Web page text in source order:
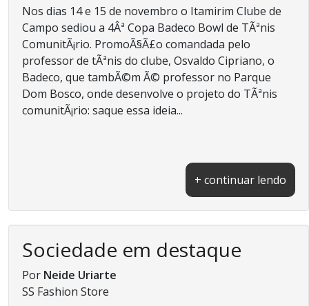
Nos dias 14 e 15 de novembro o Itamirim Clube de
Campo sediou a 4Âª Copa Badeco Bowl de TÃªnis
ComunitÃ¡rio. PromoÃ§Ã£o comandada pelo
professor de tÃªnis do clube, Osvaldo Cipriano, o
Badeco, que tambÃ©m Ã© professor no Parque
Dom Bosco, onde desenvolve o projeto do TÃªnis
comunitÃ¡rio: saque essa ideia...
+ continuar lendo
Sociedade em destaque
Por Neide Uriarte
SS Fashion Store